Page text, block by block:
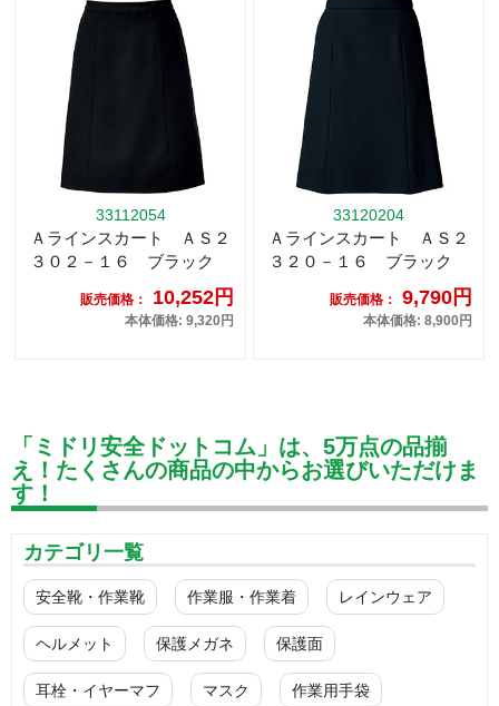
33112054
Ａラインスカート ＡＳ２
３０２－１６ ブラック
販売価格： 10,252円
本体価格: 9,320円
33120204
Ａラインスカート ＡＳ２
３２０－１６ ブラック
販売価格： 9,790円
本体価格: 8,900円
「ミドリ安全ドットコム」は、5万点の品揃
え！たくさんの商品の中からお選びいただけま
す！
カテゴリ一覧
安全靴・作業靴 作業服・作業着 レインウェア
ヘルメット 保護メガネ 保護面
耳栓・イヤーマフ マスク 作業用手袋